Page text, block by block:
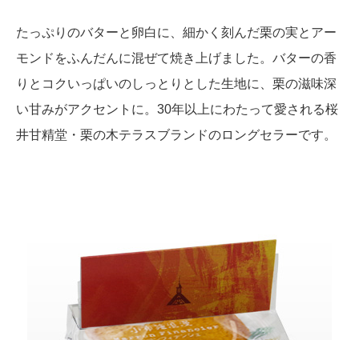
たっぷりのバターと卵白に、細かく刻んだ栗の実とアー
モンドをふんだんに混ぜて焼き上げました。バターの香
りとコクいっぱいのしっとりとした生地に、栗の滋味深
い甘みがアクセントに。30年以上にわたって愛される桜
井甘精堂・栗の木テラスブランドのロングセラーです。